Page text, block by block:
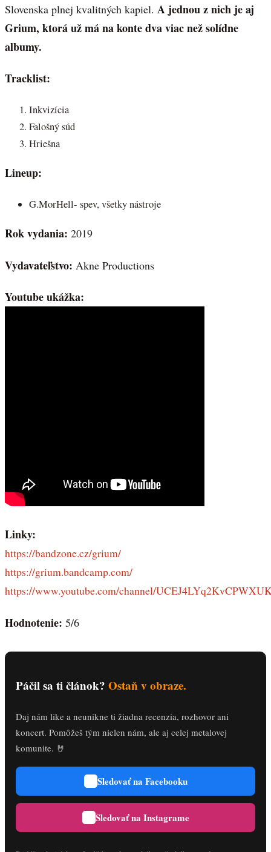
Slovenska plnej kvalitných kapiel. A jednou z nich je aj
Grium, ktorá už má na konte dva viac než solídne
albumy.
Tracklist:
Inkvizícia
Falošný súd
Hriešna
Lineup:
G.MorHell- spev, všetky nástroje
Rok vydania: 2019
Vydavateľstvo: Akne Productions
Youtube ukážka:
Linky:
https://bandzone.cz/grium/
https://grium.bandcamp.com/
https://www.youtube.com/channel/
Hodnotenie: 5/6
Páčil sa ti článok? Ostaň v obraze.
Daj nám like a neunikne ti žiadna recenzia, rozhovor ani
koncert. Pomôžeš tým nielen nám, ale aj celej metalovej
komunite. 🤘
Sledovať na Facebooku
Sledovať na Instagrame